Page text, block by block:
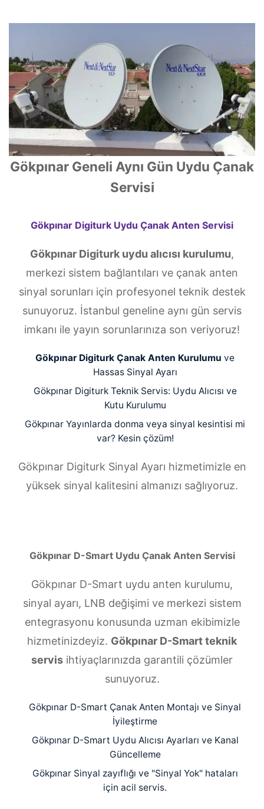
Gökpınar Geneli Aynı Gün Uydu Çanak
Servisi
Gökpınar Digiturk Uydu Çanak Anten Servisi
Gökpınar Digiturk uydu alıcısı kurulumu,
merkezi sistem bağlantıları ve çanak anten
sinyal sorunları için profesyonel teknik destek
sunuyoruz. İstanbul geneline aynı gün servis
imkanı ile yayın sorunlarınıza son veriyoruz!
Gökpınar Digiturk Çanak Anten Kurulumu ve
Hassas Sinyal Ayarı
Gökpınar Digiturk Teknik Servis: Uydu Alıcısı ve
Kutu Kurulumu
Gökpınar Yayınlarda donma veya sinyal kesintisi mi
var? Kesin çözüm!
Gökpınar Digiturk Sinyal Ayarı hizmetimizle en
yüksek sinyal kalitesini almanızı sağlıyoruz.
Gökpınar D-Smart Uydu Çanak Anten Servisi
Gökpınar D-Smart uydu anten kurulumu,
sinyal ayarı, LNB değişimi ve merkezi sistem
entegrasyonu konusunda uzman ekibimizle
hizmetinizdeyiz. Gökpınar D-Smart teknik
servis ihtiyaçlarınızda garantili çözümler
sunuyoruz.
Gökpınar D-Smart Çanak Anten Montajı ve Sinyal
İyileştirme
Gökpınar D-Smart Uydu Alıcısı Ayarları ve Kanal
Güncelleme
Gökpınar Sinyal zayıflığı ve "Sinyal Yok" hataları
için acil servis.